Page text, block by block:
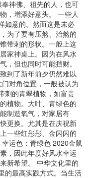
神佛、祖先的人，也可
，增添好意头。 一些人
如意的。然而这是未必
为了要有压煞、治煞的
带刺的形状。一般上这
家神桌上。因为在风水
，但也同时可能挡财。
到了新年前夕仍然难以
对角位置，一般被认为
刺的青翠植物，如富贵
植物。大叶、青绿色的
制造氧气，对家居有
更换。尤其是在庆祝新
一些红彤彤、金闪闪的
运色：青绿色 2020金鼠
，因此年度好风水幸运
新希望。 中华文化里的
的最高实践方式。当生活